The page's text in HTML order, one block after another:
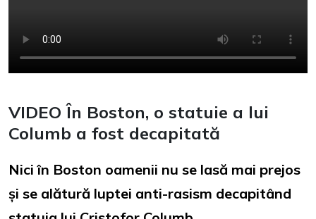
VIDEO În Boston, o statuie a lui
Columb a fost decapitată
Nici în Boston oamenii nu se lasă mai prejos
și se alătură luptei anti-rasism decapitând